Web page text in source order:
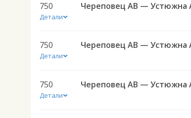
750
Детали
750
Детали
750
Детали